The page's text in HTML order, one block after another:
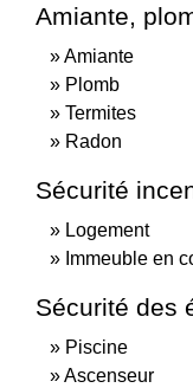
Amiante,
Amiante
Plomb
Termites
Radon
Sécurité
Logement
Immeuble en
Sécurité des
Piscine
Ascenseur